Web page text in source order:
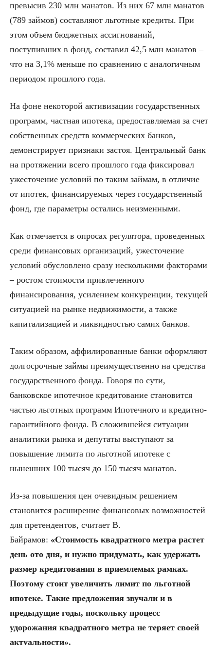
превысив 230 млн манатов. Из них 67 млн манатов
(789 займов) составляют льготные кредиты. При
этом объем бюджетных ассигнований,
поступивших в фонд, составил 42,5 млн манатов –
что на 3,1% меньше по сравнению с аналогичным
периодом прошлого года.
На фоне некоторой активизации государственных
программ, частная ипотека, предоставляемая за счет
собственных средств коммерческих банков,
демонстрирует признаки застоя. Центральный банк
на протяжении всего прошлого года фиксировал
ужесточение условий по таким займам, в отличие
от ипотек, финансируемых через государственный
фонд, где параметры остались неизменными.
Как отмечается в опросах регулятора, проведенных
среди финансовых организаций, ужесточение
условий обусловлено сразу несколькими факторами
– ростом стоимости привлеченного
финансирования, усилением конкуренции, текущей
ситуацией на рынке недвижимости, а также
капитализацией и ликвидностью самих банков.
Таким образом, аффилированные банки оформляют
долгосрочные займы преимущественно на средства
государственного фонда. Говоря по сути,
банковское ипотечное кредитование становится
частью льготных программ Ипотечного и кредитно-
гарантийного фонда. В сложившейся ситуации
аналитики рынка и депутаты выступают за
повышение лимита по льготной ипотеке с
нынешних 100 тысяч до 150 тысяч манатов.
Из-за повышения цен очевидным решением
становится расширение финансовых возможностей
для претендентов, считает В.
Байрамов: «Стоимость квадратного метра растет
день ото дня, и нужно придумать, как удержать
размер кредитования в приемлемых рамках.
Поэтому стоит увеличить лимит по льготной
ипотеке. Такие предложения звучали и в
предыдущие годы, поскольку процесс
удорожания квадратного метра не теряет своей
актуальности».